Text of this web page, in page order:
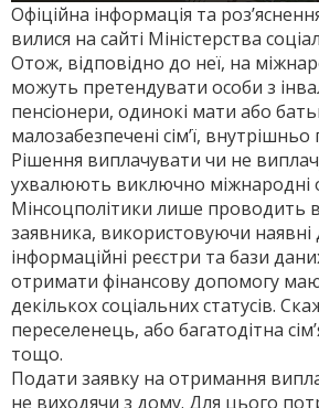
Офіційна інформація та
вилися на сайті Міністерства
Отож, від­повідно до неї, на
можуть претен­ду­вати особи з
пенсіонери, одинокі мати або
малозабезпечені сім’ї,
Рішення ви­плачувати чи не
ухвалюють виключно міжнародні
Мінсоцполітики лише проводить
заявника, використовуючи наявні
інформаційні реєстри та бази
отримати фінансову допомогу
декількох соціальних статусів.
переселенець, або багатодітна
тощо.
Подати заявку на отримання
не виходячи з дому. Для цього